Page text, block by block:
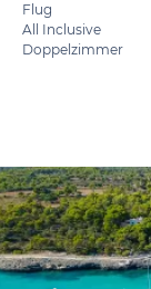
Flug
All Inclusive
Doppelzimmer